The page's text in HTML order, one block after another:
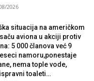
2026
situacija na američkom
aviona u akciji protiv
5 000 članova već 9
namoru,ponestaje
nema tople vode,
toaleti…